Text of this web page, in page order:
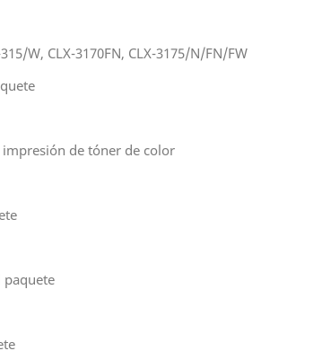
W, CLX-3170FN, CLX-3175/N/FN/FW
de tóner de color
paquete